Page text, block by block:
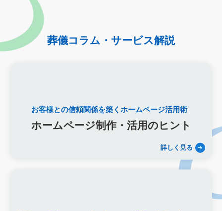
葬儀コラム・サービス解説
お客様との信頼関係を築くホームページ活用術
ホームページ制作・活用のヒント
詳しく見る